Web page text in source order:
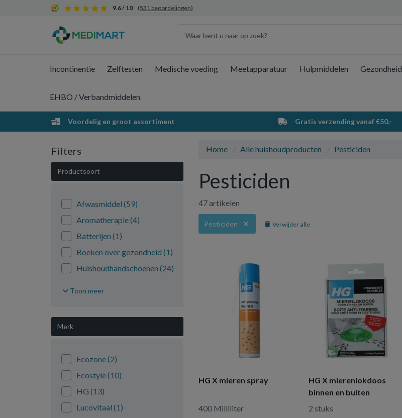
9.6 / 10 (531 beoordelingen)
Incontinentie Zelftesten Medische voeding Meetapparatuur Hulpmiddelen Gezondheid
EHBO / Verbandmiddelen
Voordelig en groot assortiment Gratis verzending vanaf €50,-
Filters
Productsoort
Afwasmiddel (59)
Aromatherapie(4)
Batterijen (1)
Boeken over gezondheid (1)
Huishoudhandschoenen (24)
Overig huishoudelijk(568)
Tissues(26)
Toiletartikelen
Toiletpapier
Verpakkingsmaterialen
Toon meer
Merk
Ecozone(2)
Ecostyle(10)
HG (13)
Lucovitaal (1)
Home Alle huishoudproducten Pesticiden
Pesticiden
47 artikelen
Pesticiden Verwijder alle
HG X mieren spray
400 Milliliter
HG X mierenlokdoos
binnen en buiten
2 stuks